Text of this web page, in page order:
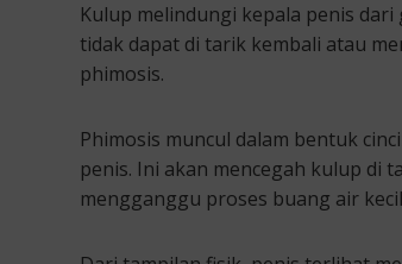
Kulup melindungi kepala penis
tidak dapat di tarik kembali atau
phimosis.
Phimosis muncul dalam bentuk
penis. Ini akan mencegah kulup di
mengganggu proses buang air